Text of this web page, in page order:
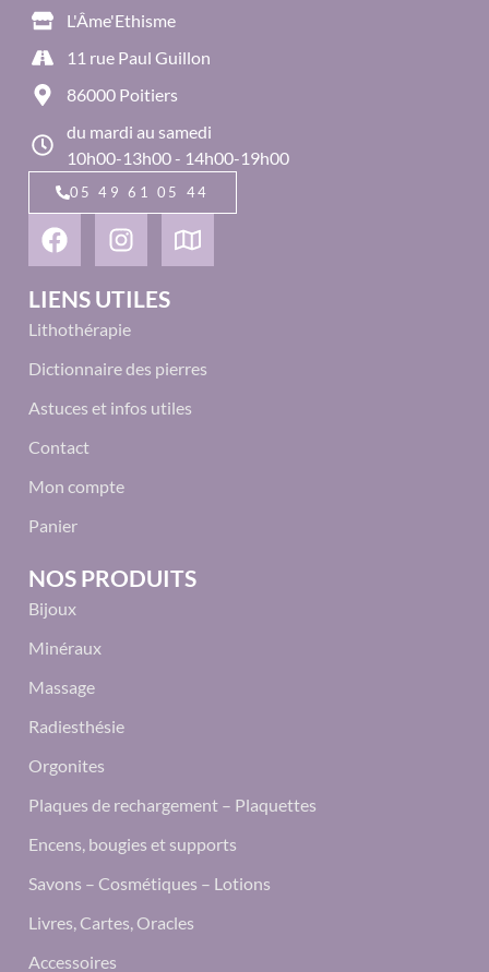
L'Âme'Ethisme
11 rue Paul Guillon
86000 Poitiers
du mardi au samedi
10h00-13h00 - 14h00-19h00
05 49 61 05 44
LIENS UTILES
Lithothérapie
Dictionnaire des pierres
Astuces et infos utiles
Contact
Mon compte
Panier
NOS PRODUITS
Bijoux
Minéraux
Massage
Radiesthésie
Orgonites
Plaques de rechargement – Plaquettes
Encens, bougies et supports
Savons – Cosmétiques – Lotions
Livres, Cartes, Oracles
Accessoires